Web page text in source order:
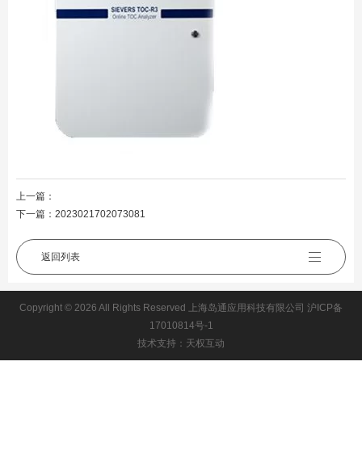
上一篇：
下一篇： 2023021702073081
返回列表
Copyright © 2026 All Rights Reserved 上海岛通应用科技有限公司 沪ICP备
17010814号-1
技术支持：天权互动